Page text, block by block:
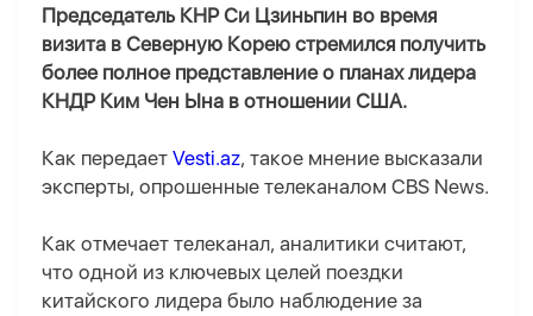
Председатель КНР Си Цзиньпин во время
визита в Северную Корею стремился получить
более полное представление о планах лидера
КНДР Ким Чен Ына в отношении США.
Как передает Vesti.az, такое мнение высказали
эксперты, опрошенные телеканалом CBS News.
Как отмечает телеканал, аналитики считают,
что одной из ключевых целей поездки
китайского лидера было наблюдение за